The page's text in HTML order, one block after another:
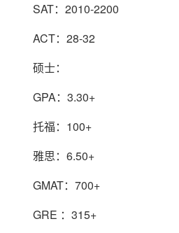
SAT：2010-2200
ACT：28-32
硕士：
GPA：3.30+
托福：100+
雅思：6.50+
GMAT：700+
GRE ：315+